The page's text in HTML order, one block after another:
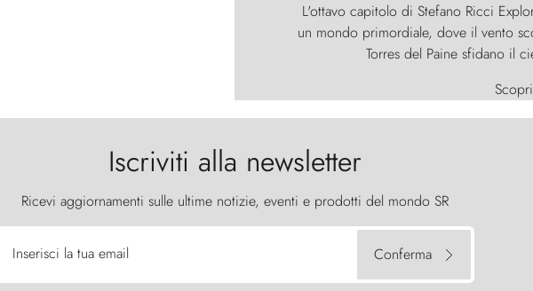
L'ottavo capitolo di Stefano Ricci
un mondo primordiale, dove il vento
Torres del Paine sfidano il
Iscriviti alla newsletter
Ricevi aggiornamenti sulle ultime notizie, eventi e prodotti del mondo SR
Inserisci la tua email Conferma